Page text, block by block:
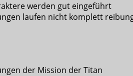
werden gut eingeführt
laufen nicht komplett
der Mission der Titan